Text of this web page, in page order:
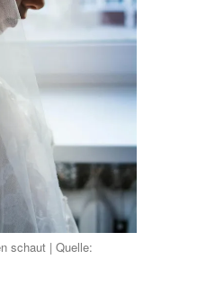
schaut | Quelle: